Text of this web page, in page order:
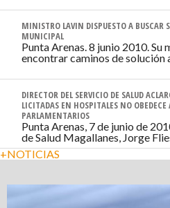
MINISTRO LAVIN DISPUESTO A BUSCAR
MUNICIPAL
Punta Arenas. 8 junio 2010.
encontrar caminos de solución
DIRECTOR DEL SERVICIO DE SALUD
LICITADAS EN HOSPITALES NO
PARLAMENTARIOS
Punta Arenas, 7 de junio de
de Salud Magallanes, Jorge
+NOTICIAS